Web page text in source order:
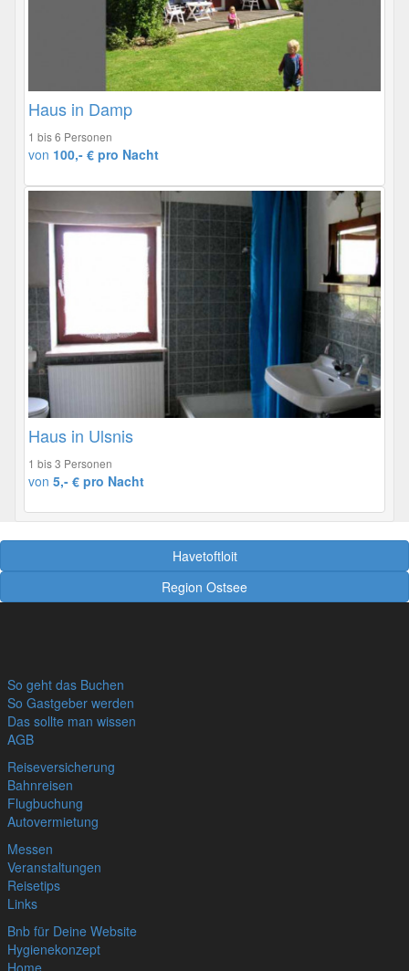
Haus in Damp
1 bis 6 Personen
von 100,- € pro Nacht
Haus in Ulsnis
1 bis 3 Personen
von 5,- € pro Nacht
Havetoftloit
Region Ostsee
So geht das Buchen
So Gastgeber werden
Das sollte man wissen
AGB
Reiseversicherung
Bahnreisen
Flugbuchung
Autovermietung
Messen
Veranstaltungen
Reisetips
Links
Bnb für Deine Website
Hygienekonzept
Home